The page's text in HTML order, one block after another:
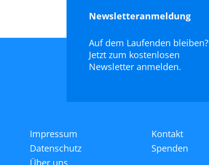
Newsletteranmeldung
Auf dem Laufenden bleiben?
Jetzt zum kostenlosen
Newsletter anmelden.
Impressum
Datenschutz
Kontakt
Spenden